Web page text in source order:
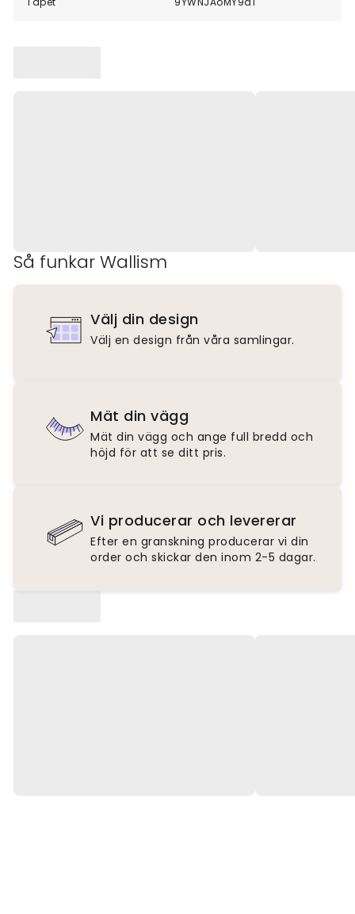
Så funkar Wallism
Välj din design
Välj en design från våra samlingar.
Mät din vägg
Mät din vägg och ange full bredd och
höjd för att se ditt pris.
Vi producerar och levererar
Efter en granskning producerar vi din
order och skickar den inom 2-5 dagar.